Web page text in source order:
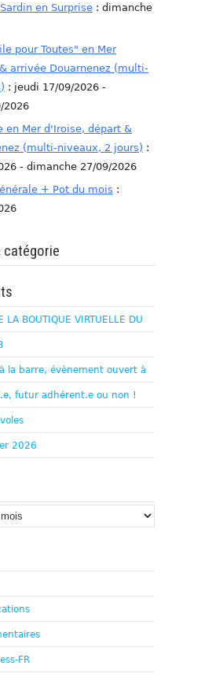
en Surprise : dimanche
pour Toutes" en Mer
arrivée Douarnenez (multi-
: jeudi 17/09/2026 -
2026
en Mer d'Iroise, départ &
(multi-niveaux, 2 jours) :
- dimanche 27/09/2026
+ Pot du mois :
catégorie
LA BOUTIQUE VIRTUELLE DU
la barre, évènement ouvert à
futur adhérent.e ou non !
2026
FR